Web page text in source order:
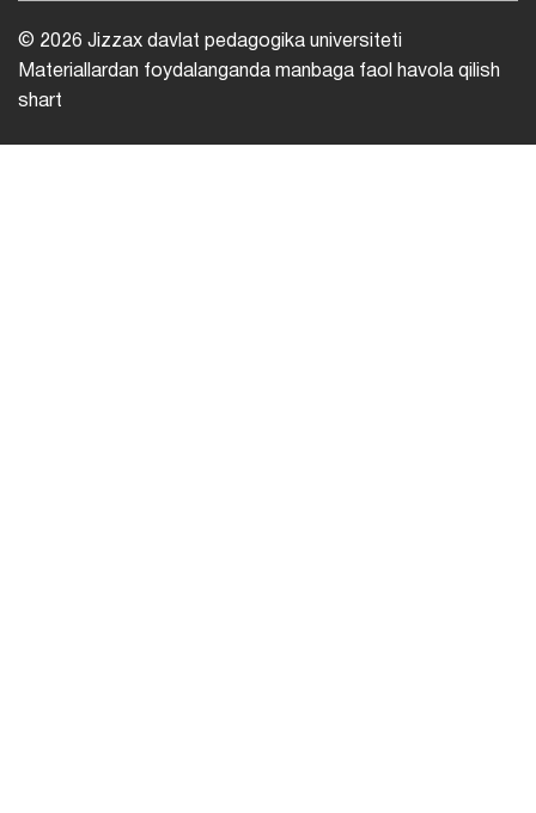
© 2026 Jizzax davlat pedagogika universiteti
Materiallardan foydalanganda manbaga faol havola qilish
shart